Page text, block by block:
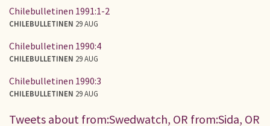
Chilebulletinen 1991:1-2
CHILEBULLETINEN 29 AUG
Chilebulletinen 1990:4
CHILEBULLETINEN 29 AUG
Chilebulletinen 1990:3
CHILEBULLETINEN 29 AUG
Tweets about from:Swedwatch, OR from:Sida, OR